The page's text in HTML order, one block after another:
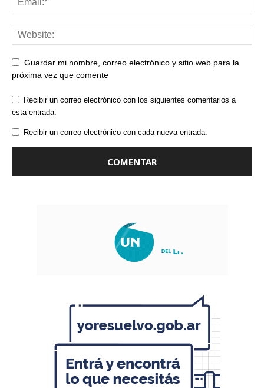
Guardar mi nombre, correo electrónico y sitio web para la
próxima vez que comente
Recibir un correo electrónico con los siguientes comentarios a
esta entrada.
Recibir un correo electrónico con cada nueva entrada.